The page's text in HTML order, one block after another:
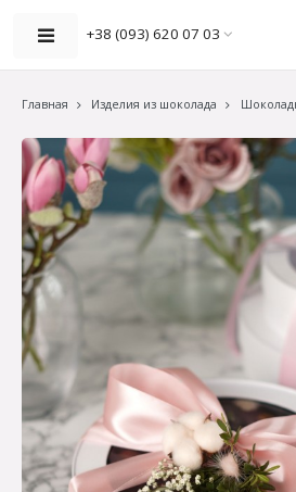
+38 (093) 620 07 03
Главная Изделия из шоколада